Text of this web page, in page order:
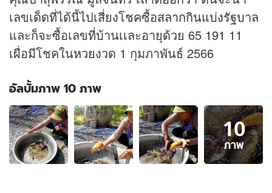
เลขเด็ดที่ได้นี้ไปเสี่ยงโชคซื้อสลากกินแบ่งรัฐบาล
และก็จะซื้อเลขที่บ้านเเละอายุด้วย 65 191 11
เผื่อมีโชคในหวยงวด 1 กุมภาพันธ์ 2566
อัลบั้มภาพ 10 ภาพ
อัลบั้ม
ภาพ
10
ภาพ
ของ
10
ภาพ